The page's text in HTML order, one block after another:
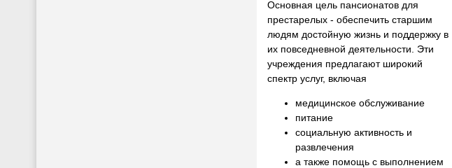
Основная цель пансионатов для
престарелых - обеспечить старшим
людям достойную жизнь и поддержку в
их повседневной деятельности. Эти
учреждения предлагают широкий
спектр услуг, включая
медицинское обслуживание
питание
социальную активность и
развлечения
а также помощь с выполнением